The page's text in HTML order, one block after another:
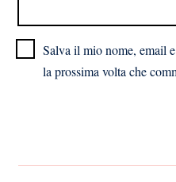
Salva il mio nome, email
la prossima volta che